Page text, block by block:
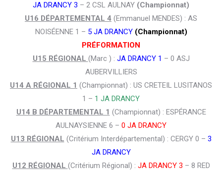
JA DRANCY 3 – 2 CSL AULNAY (Championnat)
U16 DÉPARTEMENTAL 4 (Emmanuel MENDES) : AS
NOISÉENNE 1 – 5 JA DRANCY (Championnat)
PRÉFORMATION
U15 RÉGIONAL (Marc ) : JA DRANCY 1 – 0 ASJ
AUBERVILLIERS
U14 A RÉGIONAL 1 (Championnat) : US CRETEIL LUSITANOS
1 – 1 JA DRANCY
U14 B DÉPARTEMENTAL 1 (Championnat) : ESPÉRANCE
AULNAYSIENNE 6 – 0 JA DRANCY
U13 RÉGIONAL (Critérium Interdépartemental) : CERGY 0 – 3
JA DRANCY
U12 RÉGIONAL (Critérium Régional) : JA DRANCY 3 – 8 RED